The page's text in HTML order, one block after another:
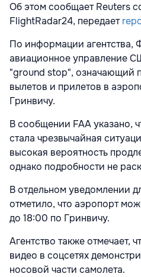
Об этом сообщает Reuters
FlightRadar24, передает
По информации агентства,
авиационное управление
"ground stop", означающий
вылетов и прилетов в
Гринвичу.
В сообщении FAA указано,
стала чрезвычайная
высокая вероятность
однако подробности не
В отдельном уведомлении
отметило, что аэропорт
до 18:00 по Гринвичу.
Агентство также отмечает,
видео в соцсетях
носовой части самолета.